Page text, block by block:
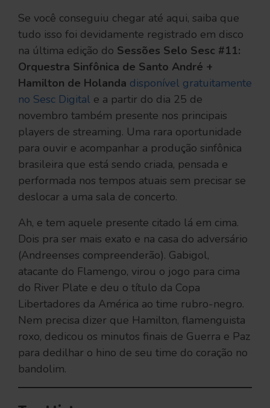
Se você conseguiu chegar até aqui, saiba que
tudo isso foi devidamente registrado em disco
na última edição do Sessões Selo Sesc #11:
Orquestra Sinfônica de Santo André +
Hamilton de Holanda disponível gratuitamente
no Sesc Digital e a partir do dia 25 de
novembro também presente nos principais
players de streaming. Uma rara oportunidade
para ouvir e acompanhar a produção sinfônica
brasileira que está sendo criada, pensada e
performada nos tempos atuais sem precisar se
deslocar a uma sala de concerto.
Ah, e tem aquele presente citado lá em cima.
Dois pra ser mais exato e na casa do adversário
(Andreenses compreenderão). Gabigol,
atacante do Flamengo, virou o jogo para cima
do River Plate e deu o título da Copa
Libertadores da América ao time rubro-negro.
Nem precisa dizer que Hamilton, flamenguista
roxo, dedicou os minutos finais de Guerra e Paz
para dedilhar o hino de seu time do coração no
bandolim.